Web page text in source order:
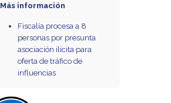
Más información
Fiscalía procesa a 8
personas por presunta
asociación ilícita para
oferta de tráfico de
influencias